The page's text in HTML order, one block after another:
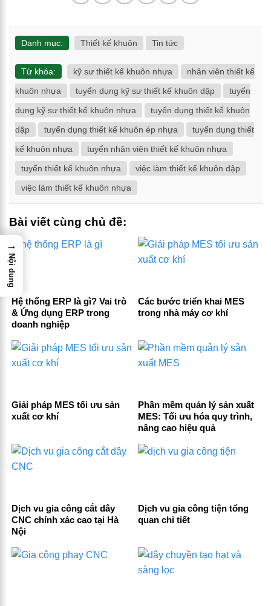
Danh mục: Thiết kế khuôn Tin tức
Từ khóa: kỹ sư thiết kế khuôn nhựa
nhân viên thiết kế
khuôn nhựa
tuyển dụng kỹ sư thiết kế khuôn dập
tuyển
dụng kỹ sư thiết kế khuôn nhựa
tuyển dụng thiết kế khuôn
dập
tuyển dụng thiết kế khuôn ép nhựa
tuyển dụng thiết
kế khuôn nhựa
tuyển nhân viên thiết kế khuôn nhựa
tuyển thiết kế khuôn nhựa
việc làm thiết kế khuôn dập
việc làm thiết kế khuôn nhựa
Bài viết cùng chủ đề:
Hệ thống ERP là gì? Vai trò
& Ứng dụng ERP trong
doanh nghiệp
Các bước triển khai MES
trong nhà máy cơ khí
Giải pháp MES tối ưu sản
xuất cơ khí
Phần mềm quản lý sản xuất
MES: Tối ưu hóa quy trình,
nâng cao hiệu quả
Dịch vu gia công cắt dây
CNC chính xác cao tại Hà
Nội
Dịch vu gia công tiện tổng
quan chi tiết
→
Nội dung